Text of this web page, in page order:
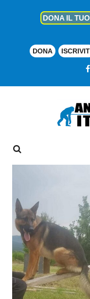
DONA IL
DONA